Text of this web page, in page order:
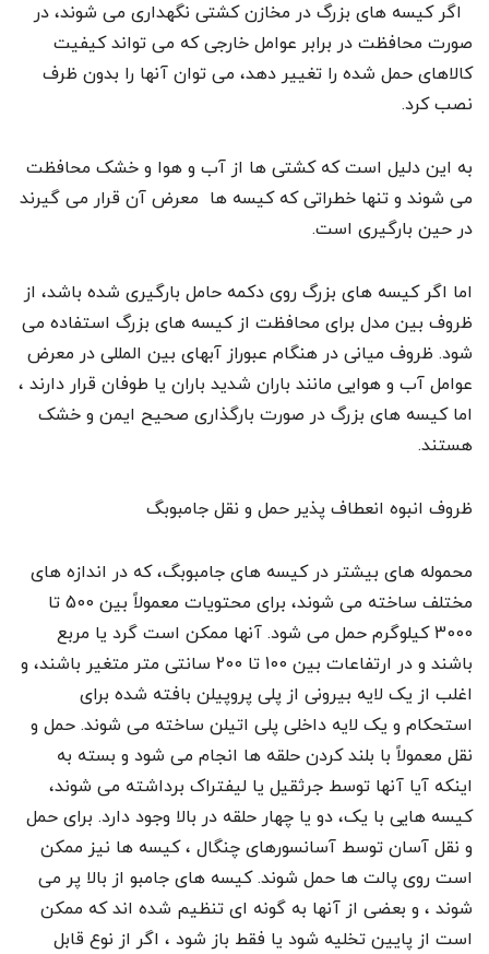
اگر کیسه های بزرگ در مخازن کشتی نگهداری می شوند، در
صورت محافظت در برابر عوامل خارجی که می تواند کیفیت
کالاهای حمل شده را تغییر دهد، می توان آنها را بدون ظرف
نصب کرد.
به این دلیل است که کشتی ها از آب و هوا و خشک محافظت
می شوند و تنها خطراتی که کیسه ها معرض آن قرار می گیرند
در حین بارگیری است.
اما اگر کیسه های بزرگ روی دکمه حامل بارگیری شده باشد، از
ظروف بین مدل برای محافظت از کیسه های بزرگ استفاده می
شود. ظروف میانی در هنگام عبوراز آبهای بین المللی در معرض
عوامل آب و هوایی مانند باران شدید باران یا طوفان قرار دارند ،
اما کیسه های بزرگ در صورت بارگذاری صحیح ایمن و خشک
هستند.
ظروف انبوه انعطاف پذیر حمل و نقل جامبوبگ
محموله های بیشتر در کیسه های جامبوبگ، که در اندازه های
مختلف ساخته می شوند، برای محتویات معمولاً بین 500 تا
3000 کیلوگرم حمل می شود. آنها ممکن است گرد یا مربع
باشند و در ارتفاعات بین 100 تا 200 سانتی متر متغیر باشند، و
اغلب از یک لایه بیرونی از پلی پروپیلن بافته شده برای
استحکام و یک لایه داخلی پلی اتیلن ساخته می شوند. حمل و
نقل معمولاً با بلند کردن حلقه ها انجام می شود و بسته به
اینکه آیا آنها توسط جرثقیل یا لیفتراک برداشته می شوند،
کیسه هایی با یک، دو یا چهار حلقه در بالا وجود دارد. برای حمل
و نقل آسان توسط آسانسورهای چنگال ، کیسه ها نیز ممکن
است روی پالت ها حمل شوند. کیسه های جامبو از بالا پر می
شوند ، و بعضی از آنها به گونه ای تنظیم شده اند که ممکن
است از پایین تخلیه شود یا فقط باز شود ، اگر از نوع قابل